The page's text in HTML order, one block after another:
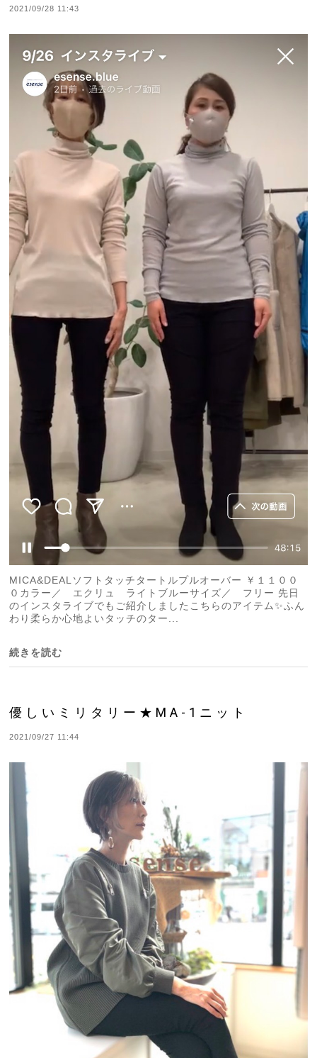
2021/09/28 11:43
MICA&DEALソフトタッチタートルプルオーバー ￥１１００
０カラー／ エクリュ ライトブルーサイズ／ フリー 先日
のインスタライブでもご紹介しましたこちらのアイテム✨ふん
わり柔らか心地よいタッチのター...
続きを読む
優しいミリタリー★MA-1ニット
2021/09/27 11:44